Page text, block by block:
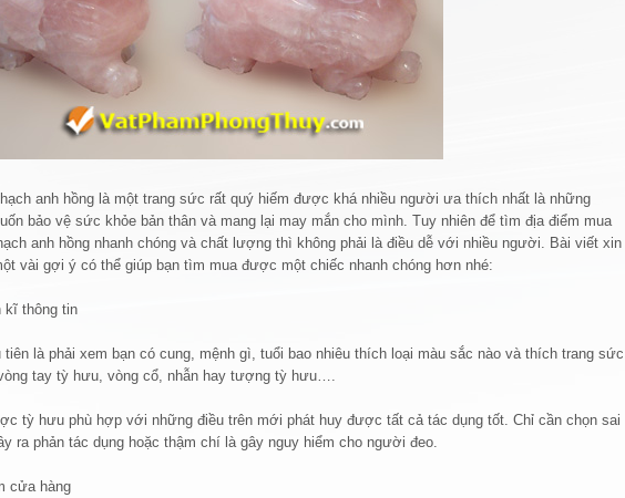
anh hồng là một trang sức rất quý hiếm được khá nhiều người ưa thích nhất là những
bảo vệ sức khỏe bản thân và mang lại may mắn cho mình. Tuy nhiên để tìm địa điểm mua
anh hồng nhanh chóng và chất lượng thì không phải là điều dễ với nhiều người. Bài viết xin
vài gợi ý có thể giúp bạn tìm mua được một chiếc nhanh chóng hơn nhé:
kĩ thông tin
tiên là phải xem bạn có cung, mệnh gì, tuổi bao nhiêu thích loại màu sắc nào và thích trang sức
tay tỳ hưu, vòng cổ, nhẫn hay tượng tỳ hưu….
tỳ hưu phù hợp với những điều trên mới phát huy được tất cả tác dụng tốt. Chỉ cần chọn sai
ra phản tác dụng hoặc thậm chí là gây nguy hiểm cho người đeo.
cửa hàng